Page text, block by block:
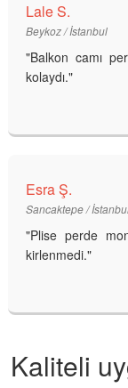
Lale S.
Beykoz / İstanbul
"Balkon camı
kolaydı."
Esra Ş.
Sancaktepe /
"Plise perde
kirlenmedi."
Kaliteli